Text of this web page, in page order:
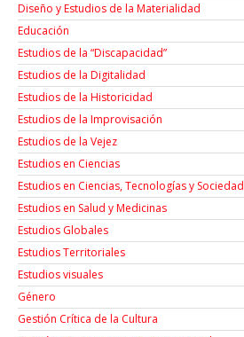
Diseño y Estudios de la Materialidad
Educación
Estudios de la “Discapacidad”
Estudios de la Digitalidad
Estudios de la Historicidad
Estudios de la Improvisación
Estudios de la Vejez
Estudios en Ciencias
Estudios en Ciencias, Tecnologías y Sociedad
Estudios en Salud y Medicinas
Estudios Globales
Estudios Territoriales
Estudios visuales
Género
Gestión Crítica de la Cultura